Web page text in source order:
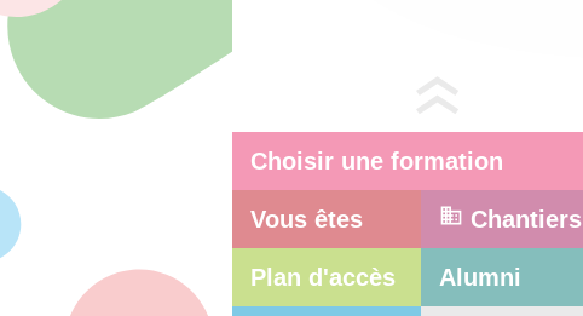
Choisir une formation
Vous êtes Chantiers
Plan d'accès Alumni